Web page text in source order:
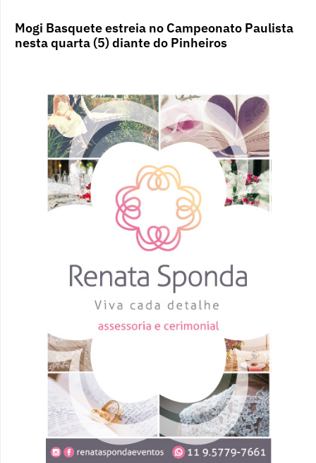
Mogi Basquete estreia no Campeonato Paulista
nesta quarta (5) diante do Pinheiros